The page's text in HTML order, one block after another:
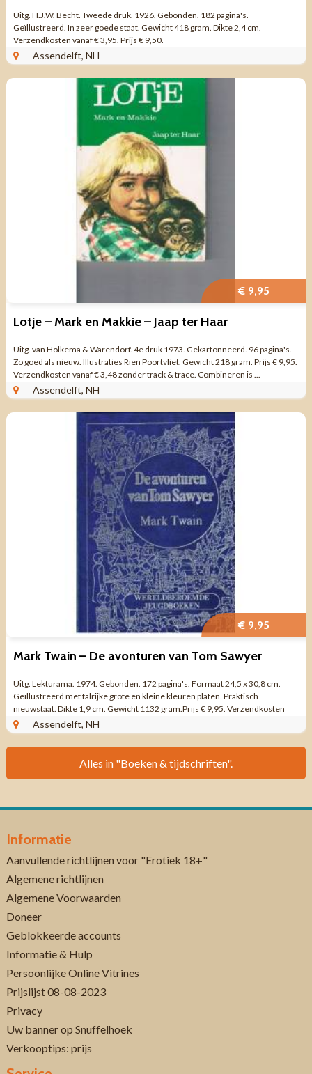
Uitg. H.J.W. Becht. Tweede druk. 1926. Gebonden. 182 pagina's.
Geïllustreerd. In zeer goede staat. Gewicht 418 gram. Dikte 2,4 cm.
Verzendkosten vanaf € 3,95. Prijs € 9,50.
Assendelft, NH
€ 9,95
Lotje – Mark en Makkie – Jaap ter Haar
Uitg. van Holkema & Warendorf. 4e druk 1973. Gekartonneerd. 96 pagina's.
Zo goed als nieuw. Illustraties Rien Poortvliet. Gewicht 218 gram. Prijs € 9,95.
Verzendkosten vanaf € 3,48 zonder track & trace. Combineren is ...
Assendelft, NH
€ 9,95
Mark Twain – De avonturen van Tom Sawyer
Uitg. Lekturama. 1974. Gebonden. 172 pagina's. Formaat 24,5 x 30,8 cm.
Geïllustreerd met talrijke grote en kleine kleuren platen. Praktisch
nieuwstaat. Dikte 1,9 cm. Gewicht 1132 gram.Prijs € 9,95. Verzendkosten
vanaf € ...Assendelft, NH
Alles in "Boeken & tijdschriften".
Informatie
Aanvullende richtlijnen voor "Erotiek 18+"
Algemene richtlijnen
Algemene Voorwaarden
Doneer
Geblokkeerde accounts
Informatie & Hulp
Persoonlijke Online Vitrines
Prijslijst 08-08-2023
Privacy
Uw banner op Snuffelhoek
Verkooptips: prijs